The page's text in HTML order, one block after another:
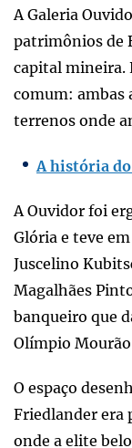
A Galeria
patrimônios de
capital mineira.
comum: ambas
terrenos onde
A história do
A Ouvidor foi
Glória e teve
Juscelino
Magalhães
banqueiro que
Olímpio
O espaço
Friedlander era
onde a elite